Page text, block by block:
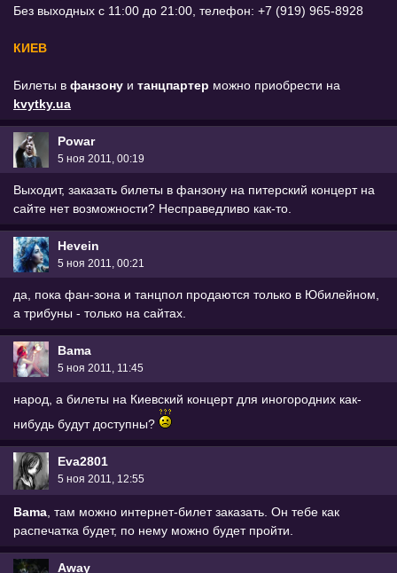
Без выходных с 11:00 до 21:00, телефон: +7 (919) 965-8928
КИЕВ
Билеты в фанзону и танцпартер можно приобрести на
kvytky.ua
Powar
5 ноя 2011, 00:19
Выходит, заказать билеты в фанзону на питерский концерт на
сайте нет возможности? Несправедливо как-то.
Hevein
5 ноя 2011, 00:21
да, пока фан-зона и танцпол продаются только в Юбилейном,
а трибуны - только на сайтах.
Bama
5 ноя 2011, 11:45
народ, а билеты на Киевский концерт для иногородних как-
нибудь будут доступны?
Eva2801
5 ноя 2011, 12:55
Bama, там можно интернет-билет заказать. Он тебе как
распечатка будет, по нему можно будет пройти.
Away